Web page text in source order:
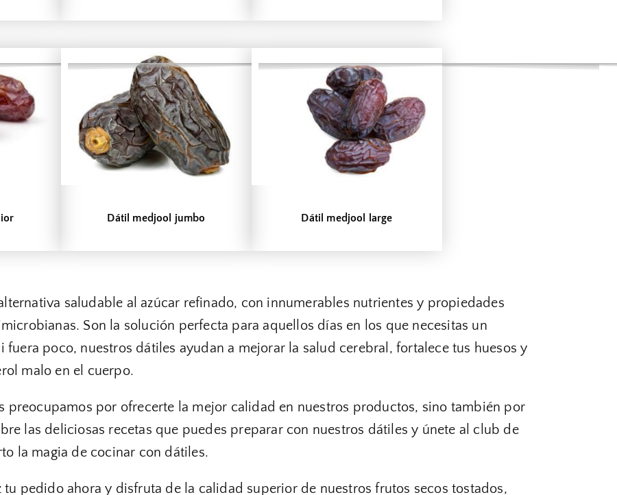
Dátil medjool jumbo Dátil medjool large
saludable al azúcar refinado, con innumerables nutrientes y propiedades
Son la solución perfecta para aquellos días en los que necesitas un
fuera poco, nuestros dátiles ayudan a mejorar la salud cerebral, fortalece tus huesos y
malo en el cuerpo.
preocupamos por ofrecerte la mejor calidad en nuestros productos, sino también por
las deliciosas recetas que puedes preparar con nuestros dátiles y únete al club de
la magia de cocinar con dátiles.
tu pedido ahora y disfruta de la calidad superior de nuestros frutos secos tostados,